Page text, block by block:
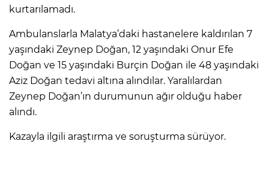
kurtarılamadı.
Ambulanslarla Malatya’daki hastanelere kaldırılan 7
yaşındaki Zeynep Doğan, 12 yaşındaki Onur Efe
Doğan ve 15 yaşındaki Burçin Doğan ile 48 yaşındaki
Aziz Doğan tedavi altına alındılar. Yaralılardan
Zeynep Doğan’ın durumunun ağır olduğu haber
alındı.
Kazayla ilgili araştırma ve soruşturma sürüyor.